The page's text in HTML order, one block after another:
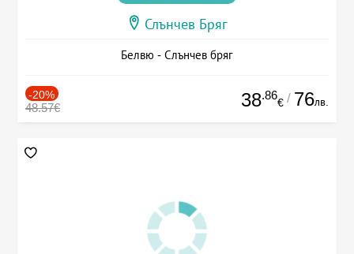
Слънчев Бряг
Белвю - Слънчев бряг
-20%
48.57€ 38.86
€ / 76лв.